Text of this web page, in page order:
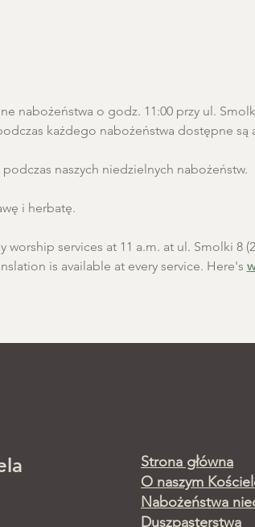
nabożeństwa o godz. 11:00 przy ul.
każdego nabożeństwa dostępne są
podczas naszych niedzielnych nabożeństw.
i herbatę.
worship services at 11 a.m. at ul. Smolki 8
is available at every service. Here's
Strona główna
O naszym
Nabożeństwa
Duszpasterstwa